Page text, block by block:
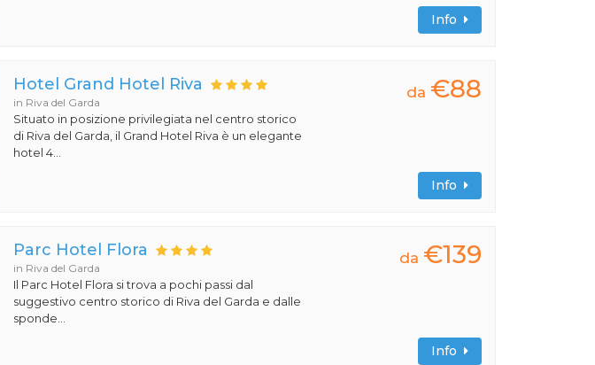
Info
Hotel Grand Hotel Riva
in Riva del Garda
Situato in posizione privilegiata nel centro storico
di Riva del Garda, il Grand Hotel Riva è un elegante
hotel 4...
da €88
Info
Parc Hotel Flora
in Riva del Garda
Il Parc Hotel Flora si trova a pochi passi dal
suggestivo centro storico di Riva del Garda e dalle
sponde...
da €139
Info